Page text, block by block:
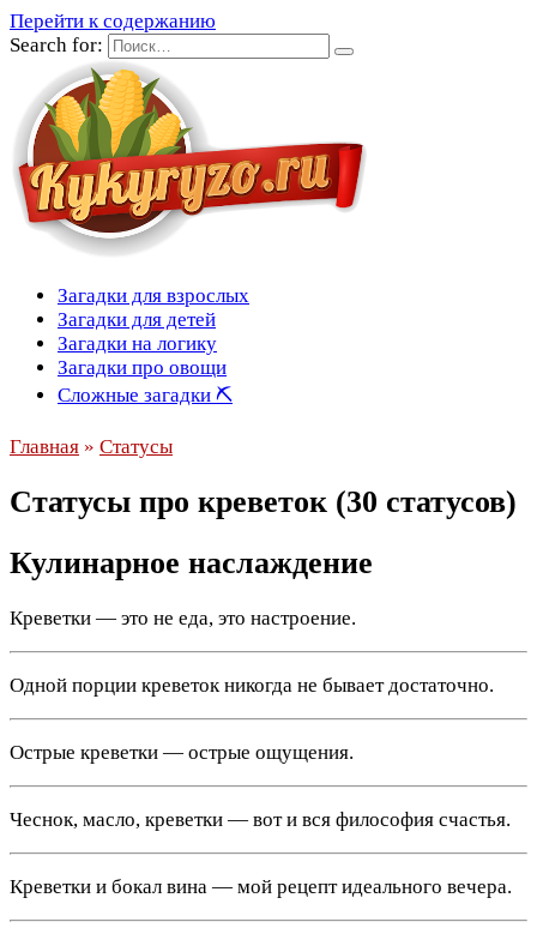
Перейти к содержанию
Search for:
Загадки для взрослых
Загадки для детей
Загадки на логику
Загадки про овощи
Сложные загадки ⛏
Главная » Статусы
Статусы про креветок (30 статусов)
Кулинарное наслаждение
Креветки — это не еда, это настроение.
Одной порции креветок никогда не бывает достаточно.
Острые креветки — острые ощущения.
Чеснок, масло, креветки — вот и вся философия счастья.
Креветки и бокал вина — мой рецепт идеального вечера.